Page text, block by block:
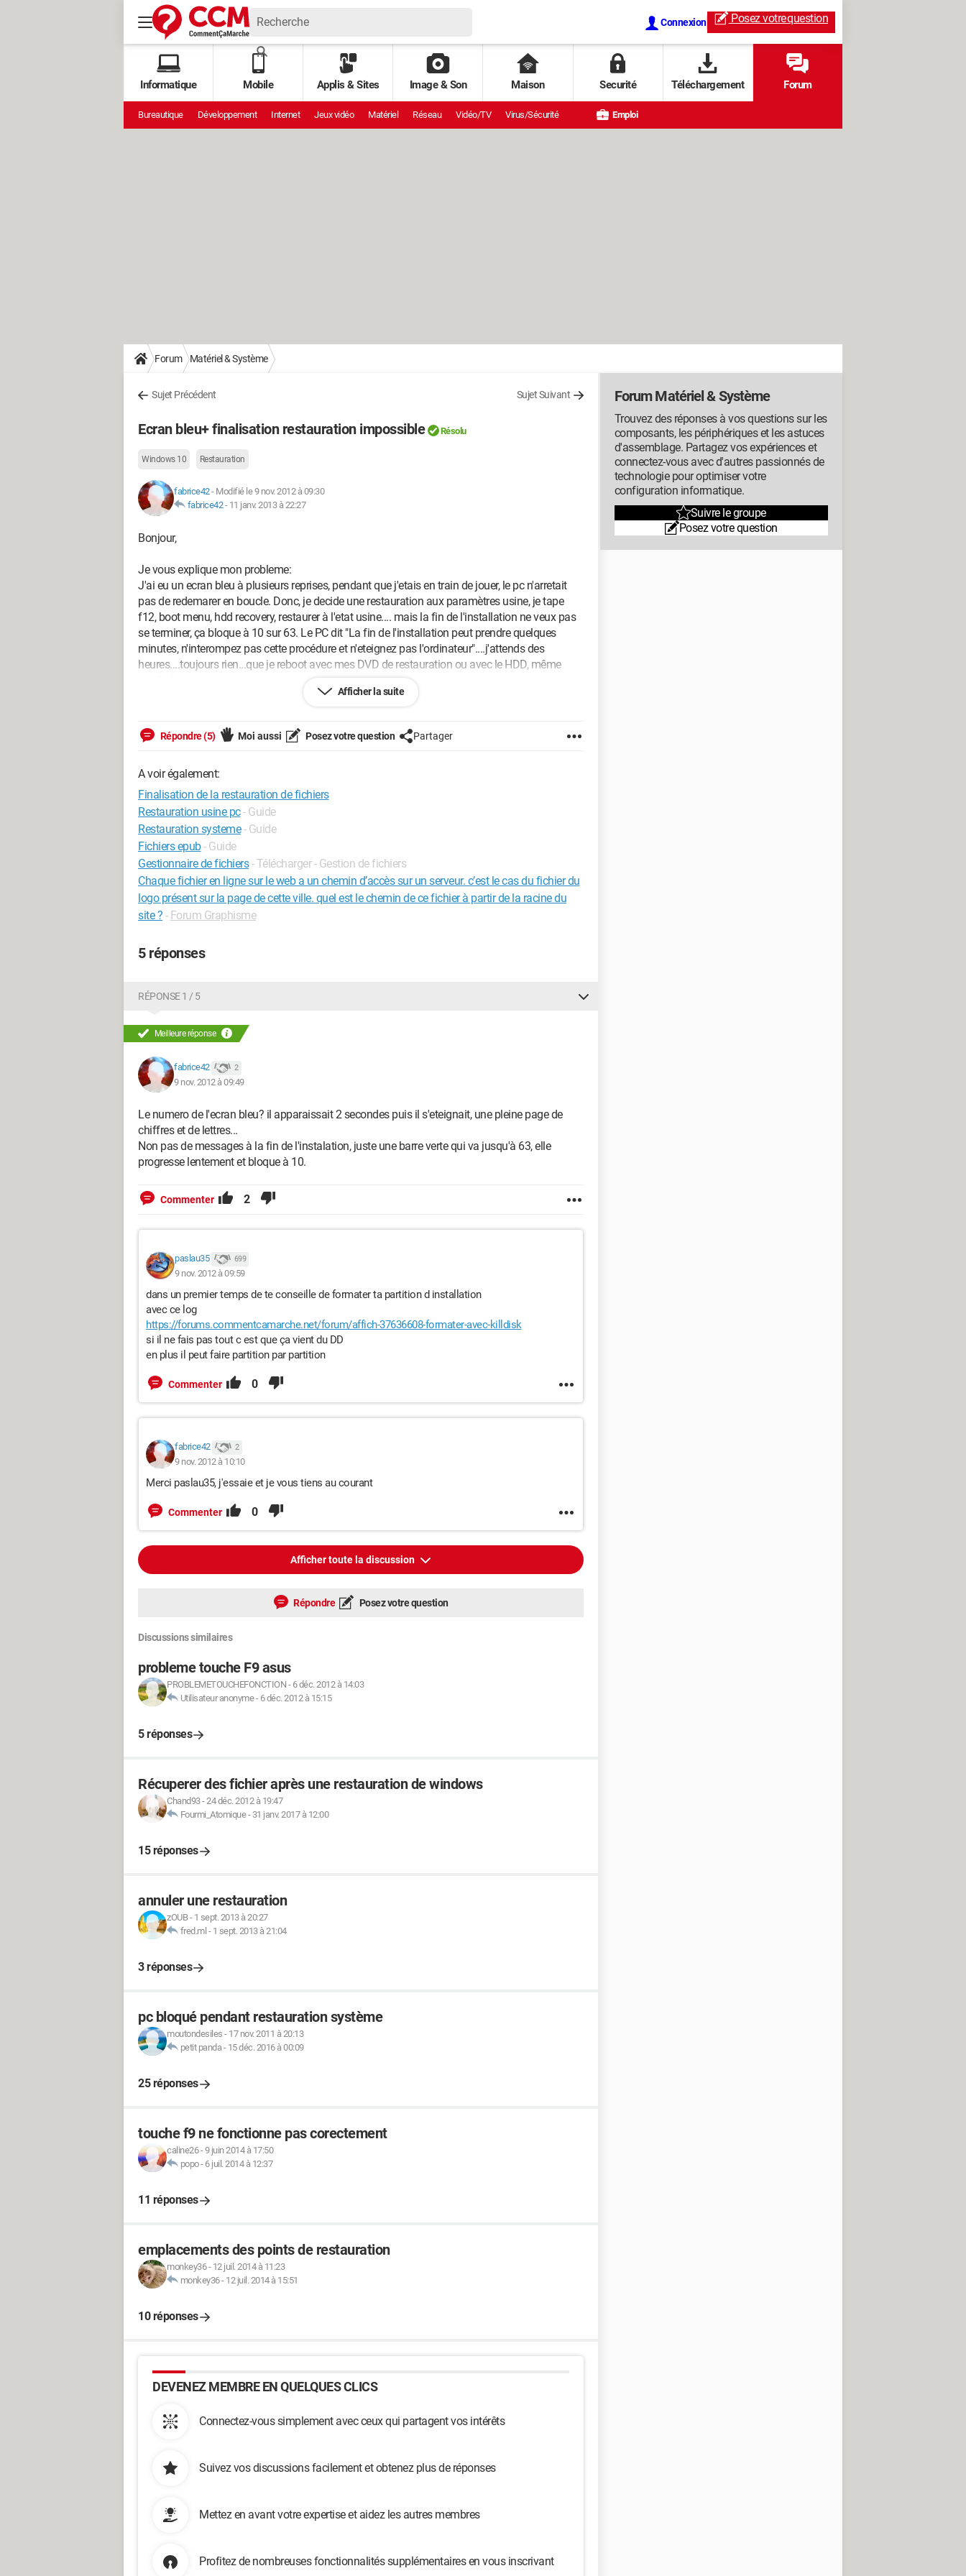
Connexion Posez votrequestion
Informatique Mobile Applis & Sites Image & Son Maison Securité Téléchargement Forum
Bureautique Développement Internet Jeux vidéo Matériel Réseau Vidéo/TV Virus/Sécurité Emploi
Forum Matériel & Système
Sujet Précédent Sujet Suivant
Ecran bleu+ finalisation restauration impossible Résolu
Windows 10 Restauration
fabrice42- Modifié le 9 nov. 2012 à 09:30
fabrice42- 11 janv. 2013 à 22:27
Bonjour,
Je vous explique mon probleme:
J'ai eu un ecran bleu à plusieurs reprises, pendant que j'etais en train de jouer, le pc n'arretait
pas de redemarer en boucle. Donc, je decide une restauration aux paramètres usine, je tape
f12, boot menu, hdd recovery, restaurer à l'etat usine.... mais la fin de l'installation ne veux pas
se terminer, ça bloque à 10 sur 63. Le PC dit "La fin de l'installation peut prendre quelques
minutes, n'interompez pas cette procédure et n'eteignez pas l'ordinateur"....j'attends des
heures....toujours rien...que je reboot avec mes DVD de restauration ou avec le HDD, même
Merci de votre aide ;)
Afficher la suite
Répondre (5) Moi aussi Posez votre question Partager
A voir également:
Finalisation de la restauration de fichiers
Restauration usine pc- Guide
Restauration systeme - Guide
Fichiers epub- Guide
Gestionnaire de fichiers - Télécharger - Gestion de fichiers
Chaque fichier en ligne sur le web a un chemin d’accès sur un serveur. c’est le cas du fichier du
logo présent sur la page de cette ville. quel est le chemin de ce fichier à partir de la racine du
site ? - Forum Graphisme
5 réponses
RÉPONSE 1 / 5
Meilleure réponse
fabrice42 2
9 nov. 2012 à 09:49
Le numero de l'ecran bleu? il apparaissait 2 secondes puis il s'eteignait, une pleine page de
chiffres et de lettres...
Non pas de messages à la fin de l'instalation, juste une barre verte qui va jusqu'à 63, elle
progresse lentement et bloque à 10.
Commenter 2
paslau35 699
9 nov. 2012 à 09:59
dans un premier temps de te conseille de formater ta partition d installation
avec ce log
https://forums.commentcamarche.net/forum/affich-37636608-formater-avec-killdisk
si il ne fais pas tout c est que ça vient du DD
en plus il peut faire partition par partition
Commenter 0
fabrice42 2
9 nov. 2012 à 10:10
Merci paslau35, j'essaie et je vous tiens au courant
Commenter 0
Afficher toute la discussion
Répondre Posez votre question
Discussions similaires
probleme touche F9 asus
PROBLEMETOUCHEFONCTION - 6 déc. 2012 à 14:03
Utilisateur anonyme- 6 déc. 2012 à 15:15
5 réponses
Récuperer des fichier après une restauration de windows
Chand93-24 déc. 2012 à 19:47
Fourmi_Atomique- 31 janv. 2017 à 12:00
15 réponses
annuler une restauration
zOUB- 1 sept. 2013 à 20:27
fred.ml - 1 sept. 2013 à 21:04
3 réponses
pc bloqué pendant restauration système
moutondesiles - 17 nov. 2011 à 20:13
petit panda- 15 déc. 2016 à 00:09
25 réponses
touche f9 ne fonctionne pas corectement
caline26-9 juin 2014 à 17:50
popo- 6 juil. 2014 à 12:37
11 réponses
emplacements des points de restauration
monkey36- 12 juil. 2014 à 11:23
monkey36- 12 juil. 2014 à 15:51
10 réponses
DEVENEZ MEMBRE EN QUELQUES CLICS
Connectez-vous simplement avec ceux qui partagent vos intérêts
Suivez vos discussions facilement et obtenez plus de réponses
Mettez en avant votre expertise et aidez les autres membres
Profitez de nombreuses fonctionnalités supplémentaires en vous inscrivant
Forum Matériel & Système
Trouvez des réponses à vos questions sur les
composants, les périphériques et les astuces
d'assemblage. Partagez vos expériences et
connectez-vous avec d'autres passionnés de
technologie pour optimiser votre
configuration informatique.
Suivre le groupe
Posez votre question